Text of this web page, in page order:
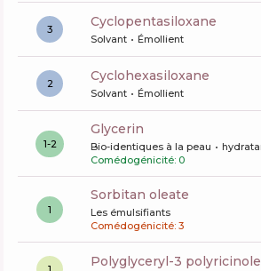
3 cyclopentasiloxane
Solvant Émollient
2 cyclohexasiloxane
Solvant Émollient
1-2
glycerin
Bio-identiques à la peau
Comédogénicité: 0
1
sorbitan oleate
Les émulsifiants
Comédogénicité: 3
polyglyceryl-3